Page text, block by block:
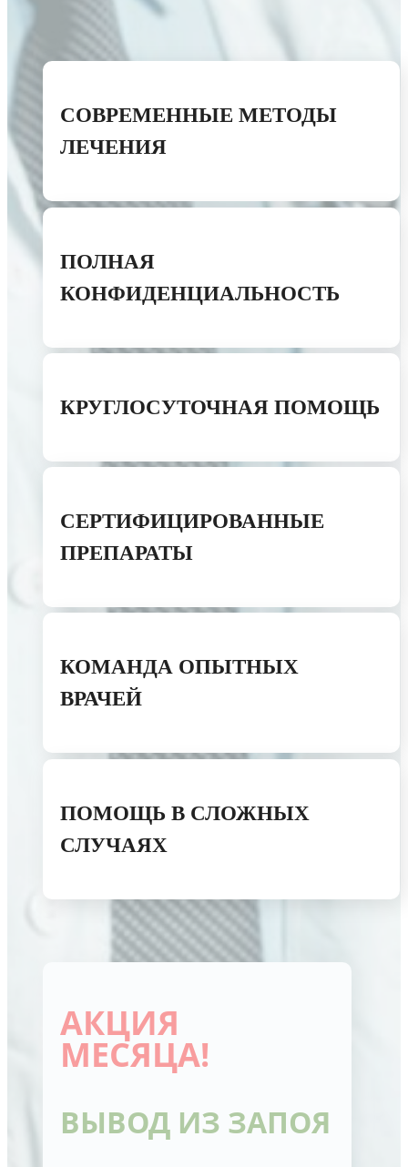
СОВРЕМЕННЫЕ МЕТОДЫ
ЛЕЧЕНИЯ
ПОЛНАЯ
КОНФИДЕНЦИАЛЬНОСТЬ
КРУГЛОСУТОЧНАЯ ПОМОЩЬ
СЕРТИФИЦИРОВАННЫЕ
ПРЕПАРАТЫ
КОМАНДА ОПЫТНЫХ
ВРАЧЕЙ
ПОМОЩЬ В СЛОЖНЫХ
СЛУЧАЯХ
АКЦИЯ
МЕСЯЦА!
ВЫВОД ИЗ ЗАПОЯ